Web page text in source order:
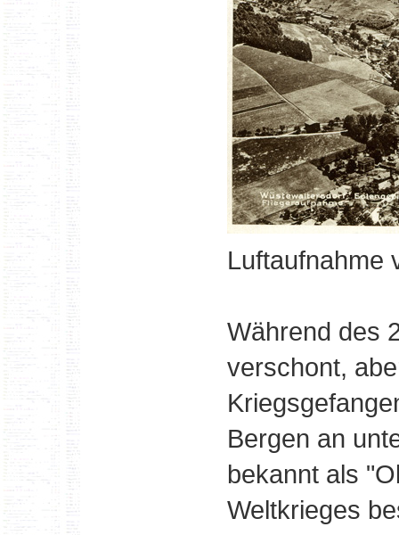
Luftaufnahme
Während des
verschont,
Bergen an
bekannt als
Weltkrieges